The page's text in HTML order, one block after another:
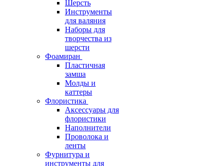
Шерсть
Инструменты
для валяния
Наборы для
творчества из
шерсти
Фоамиран
Пластичная
замша
Молды и
каттеры
Флористика
Аксессуары для
флористики
Наполнители
Проволока и
ленты
Фурнитура и
инструменты для